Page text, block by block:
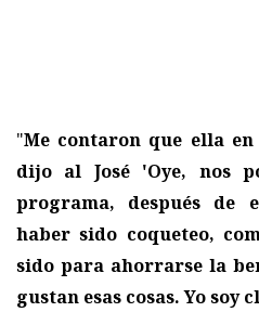
"Me contaron que ella
dijo al José 'Oye, nos
programa, después de
haber sido coqueteo,
sido para ahorrarse la
gustan esas cosas. Yo soy